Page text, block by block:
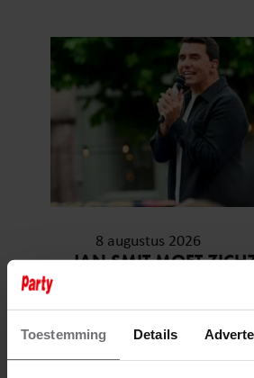
Toestemming Details
8 augustus 2026
JAN SMIT MOET